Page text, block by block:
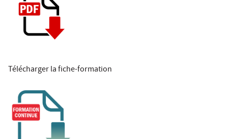
Télécharger la fiche-formation